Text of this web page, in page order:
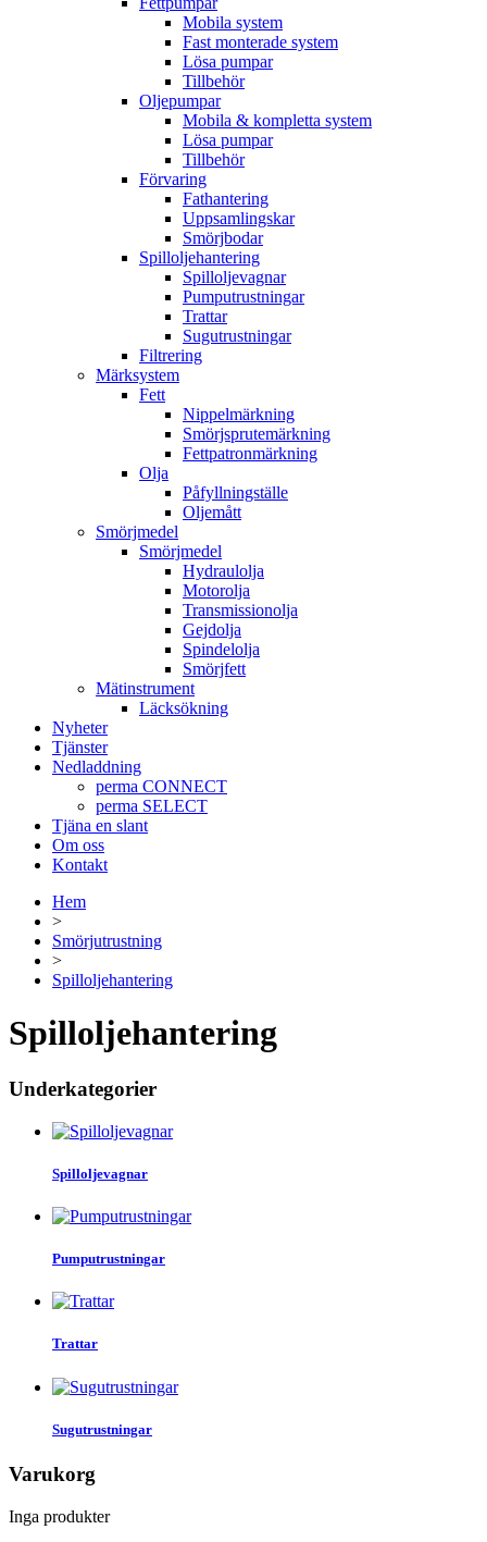
Mobila system
Fast monterade system
Lösa pumpar
Tillbehör
Oljepumpar
Mobila & kompletta system
Lösa pumpar
Tillbehör
Förvaring
Fathantering
Uppsamlingskar
Smörjbodar
Spilloljehantering
Spilloljevagnar
Pumputrustningar
Trattar
Sugutrustningar
Filtrering
Märksystem
Fett
Nippelmärkning
Smörjsprutemärkning
Fettpatronmärkning
Olja
Påfyllningställe
Oljemått
Smörjmedel
Smörjmedel
Hydraulolja
Motorolja
Transmissionolja
Gejdolja
Spindelolja
Smörjfett
Mätinstrument
Läcksökning
Nyheter
Tjänster
Nedladdning
perma CONNECT
perma SELECT
Tjäna en slant
Om oss
Kontakt
Hem
>
Smörjutrustning
>
Spilloljehantering
Spilloljehantering
Underkategorier
Spilloljevagnar
Pumputrustningar
Trattar
Sugutrustningar
Varukorg
Inga produkter